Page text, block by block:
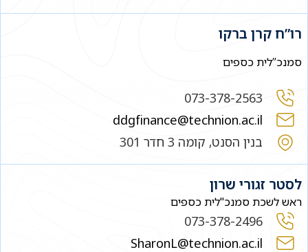
רו”ח קרן ברקו
סמנכ”לית כספים
073-378-2563
ddgfinance@technion.ac.il
בנין הסנט, קומה 3 חדר 301
לסטר זגורי שרון
ראש לשכת סמנכ"לית כספים
073-378-2496
SharonL@technion.ac.il